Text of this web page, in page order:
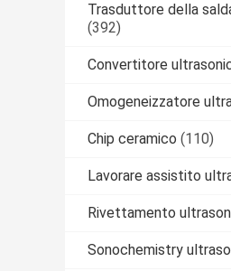
Trasduttore della
(392)
Convertitore
Omogeneizzatore
Chip ceramico (110)
Lavorare assistito
Rivettamento
Sonochemistry